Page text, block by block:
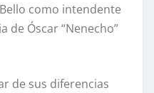
como intendente
de Óscar “Nenecho”
de sus diferencias